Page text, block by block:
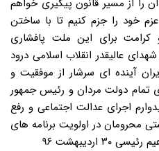
را از مسیر قانون پیگیری خواهم
خود را جزم کنیم تا با ساختن
و کرامت برای این ملت پافشاری
عالیقدر انقلاب اسلامی درود
آینده ای سرشار از موفقیت و
تمام دولت مردان و رئیس جمهور
اجرای عدالت اجتماعی و رفع
محرومان در اولویت برنامه های
اردیبهشت ۹۶